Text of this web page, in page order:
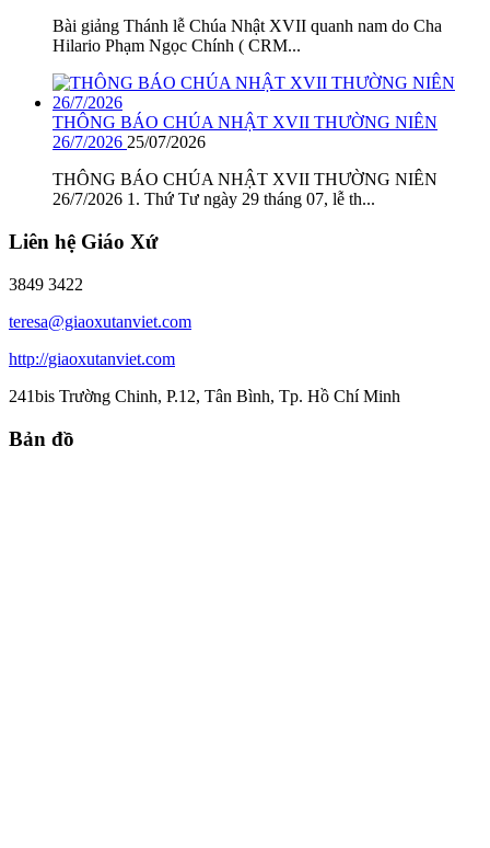
Bài giảng Thánh lễ Chúa Nhật XVII quanh nam do Cha
Hilario Phạm Ngọc Chính ( CRM...
THÔNG BÁO CHÚA NHẬT XVII THƯỜNG NIÊN
26/7/2026 25/07/2026
THÔNG BÁO CHÚA NHẬT XVII THƯỜNG NIÊN
26/7/2026 1. Thứ Tư ngày 29 tháng 07, lễ th...
Liên hệ Giáo Xứ
3849 3422
teresa@giaoxutanviet.com
http://giaoxutanviet.com
241bis Trường Chinh, P.12, Tân Bình, Tp. Hồ Chí Minh
Bản đồ